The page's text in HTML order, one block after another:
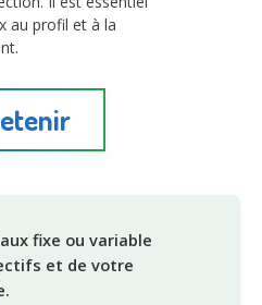
au profil et à la
fixe ou variable
et de votre